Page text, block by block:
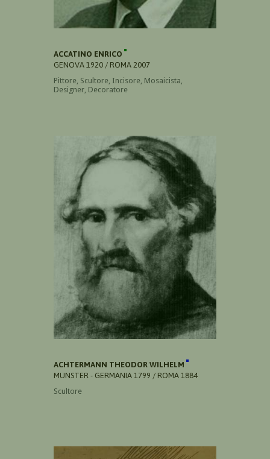
ACCATINO ENRICO
GENOVA 1920 / ROMA 2007
Pittore, Scultore, Incisore, Mosaicista,
Designer, Decoratore
ACHTERMANN THEODOR WILHELM
MUNSTER - GERMANIA 1799 / ROMA 1884
Scultore